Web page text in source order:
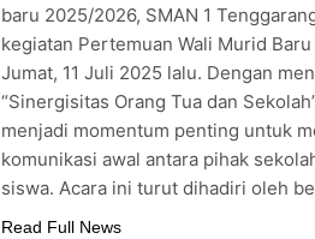
baru 2025/2026, SMAN 1
kegiatan Pertemuan Wali Murid Baru
Jumat, 11 Juli 2025 lalu. Dengan
“Sinergisitas Orang Tua dan
menjadi momentum penting untuk
komunikasi awal antara pihak
siswa. Acara ini turut dihadiri oleh
Read Full News